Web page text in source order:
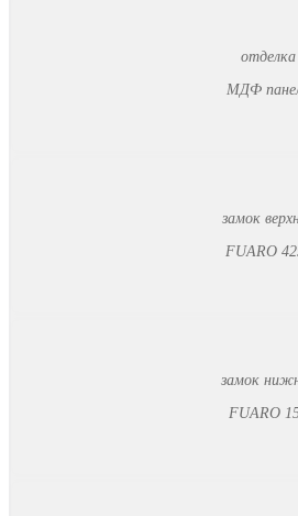
отделка
МДФ
замок
FUARO
замок
FUARO